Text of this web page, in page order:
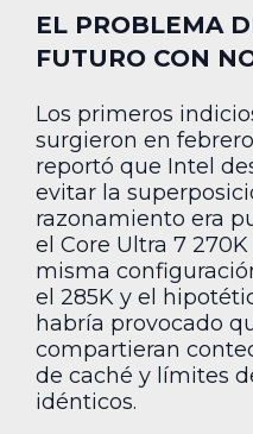
EL PROBLEMA
FUTURO CON
Los primeros
surgieron en
reportó que Intel
evitar la
razonamiento era
el Core Ultra 7
misma
el 285K y el
habría provocado
compartieran
de caché y límites
idénticos.